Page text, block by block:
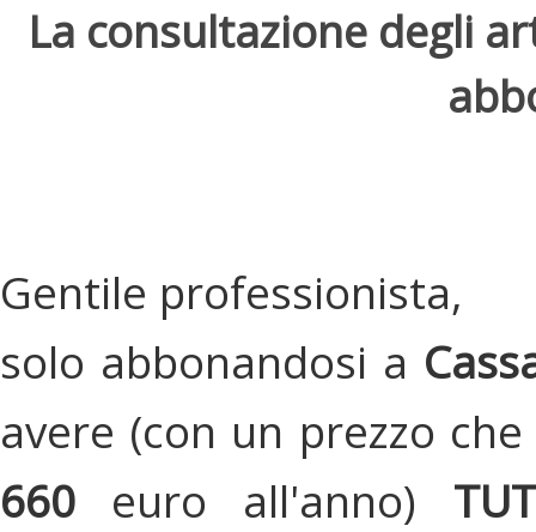
La consultazione degli
Gentile professionista,
solo abbonandosi a
avere (con un prezzo
660 euro all'anno)